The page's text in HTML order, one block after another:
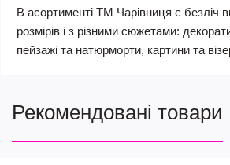
В асортименті ТМ Чарівниця є безліч
розмірів і з різними сюжетами:
пейзажі та натюрморти, картини та
Рекомендовані товари